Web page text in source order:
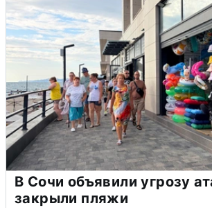
В Сочи объявили угрозу
закрыли пляжи